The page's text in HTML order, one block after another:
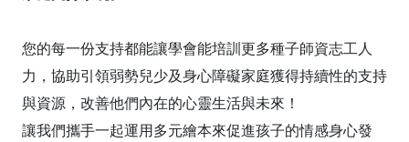
您的每一份支持都能讓學會能培訓更多種子師資志工人
力，協助引領弱勢兒少及身心障礙家庭獲得持續性的支持
與資源，改善他們內在的心靈生活與未來！
讓我們攜手一起運用多元繪本來促進孩子的情感身心發